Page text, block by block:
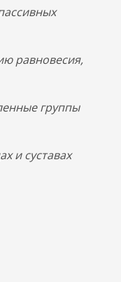
равновесия,
группы
и суставах